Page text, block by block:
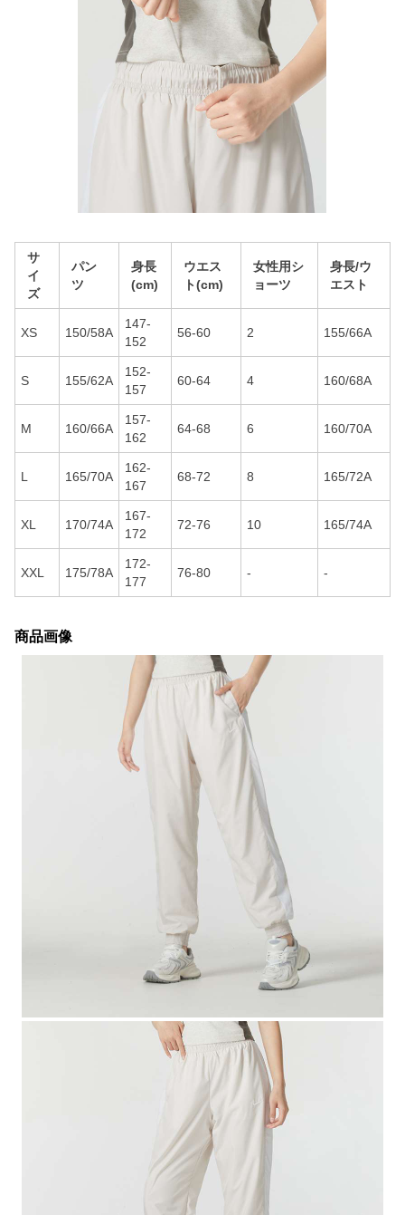
サ
イ
ズ
パン
ツ
身長
(cm)
ウエス
ト(cm)
女性用シ
ョーツ
身長/ウ
エスト
XS 150/58A
147-
152
56-60 2 155/66A
S 155/62A
152-
157
60-64 4 160/68A
M 160/66A
157-
162
64-68 6 160/70A
L 165/70A
162-
167
68-72 8 165/72A
XL 170/74A
167-
172
72-76 10 165/74A
XXL 175/78A
172-
177
76-80 - -
商品画像